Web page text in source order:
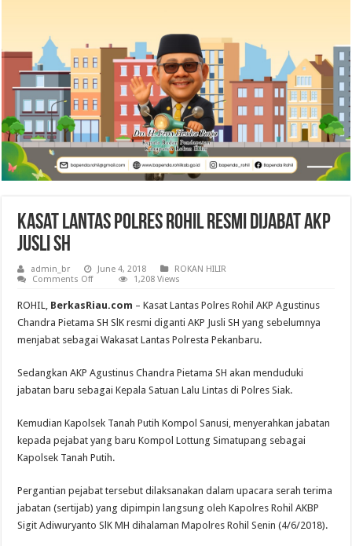
Kasat Lantas Polres Rohil Resmi Dijabat AKP
Jusli SH
admin_br June 4, 2018
ROKAN HILIR
Comments Offon
Lantas
Polres
Rohil
Resmi
Dijabat
SH
1,208 Views
ROHIL, BerkasRiau.com – Kasat Lantas Polres Rohil AKP Agustinus
Chandra Pietama SH SlK resmi diganti AKP Jusli SH yang sebelumnya
menjabat sebagai Wakasat Lantas Polresta Pekanbaru.
Sedangkan AKP Agustinus Chandra Pietama SH akan menduduki
jabatan baru sebagai Kepala Satuan Lalu Lintas di Polres Siak.
Kemudian Kapolsek Tanah Putih Kompol Sanusi, menyerahkan jabatan
kepada pejabat yang baru Kompol Lottung Simatupang sebagai
Kapolsek Tanah Putih.
Pergantian pejabat tersebut dilaksanakan dalam upacara serah terima
jabatan (sertijab) yang dipimpin langsung oleh Kapolres Rohil AKBP
Sigit Adiwuryanto SlK MH dihalaman Mapolres Rohil Senin (4/6/2018).